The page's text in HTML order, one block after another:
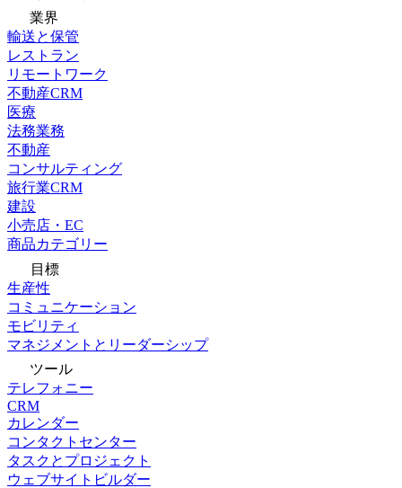
業界
輸送と保管
レストラン
リモートワーク
不動産CRM
医療
法務業務
不動産
コンサルティング
旅行業CRM
建設
小売店・EC
商品カテゴリー
目標
生産性
コミュニケーション
モビリティ
マネジメントとリーダーシップ
ツール
テレフォニー
CRM
カレンダー
コンタクトセンター
タスクとプロジェクト
ウェブサイトビルダー